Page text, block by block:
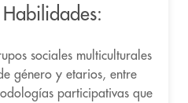
sociales multiculturales
género y etarios, entre
participativas que